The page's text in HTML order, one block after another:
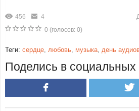
456
4
0 (голосов: 0)
Теги: сердце, любовь, музыка, день
Поделись в социальных